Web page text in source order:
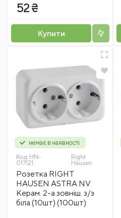
52 ₴
Купити
немає в наявності
Код: HN-
017121
Right
Hausen
Розетка RIGHT
HAUSEN ASTRA NV
Керам. 2-а зовніш. з/з
біла (10шт) (100шт)